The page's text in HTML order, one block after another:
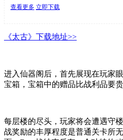
查看更多 立即下载
《太古》下载地址>>
进入仙器阁后，首先展现在玩家
宝箱，宝箱中的赠品比战利品要
每层楼的尽头，玩家将会遭遇守
战奖励的丰厚程度是普通关卡所